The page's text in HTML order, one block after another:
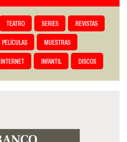
TEATRO SERIES REVISTAS
PELÍCULAS MUESTRAS
INTERNET INFANTIL DISCOS